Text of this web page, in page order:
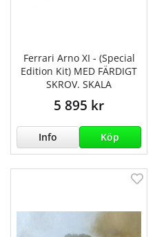
Ferrari Arno XI - (Special
Edition Kit) MED FÄRDIGT
SKROV. SKALA
5 895 kr
Info Köp